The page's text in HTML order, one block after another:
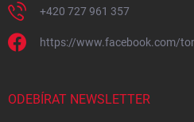
+420 727 961 357
https://www.facebook.com/
ODEBÍRAT NEWSLETTER